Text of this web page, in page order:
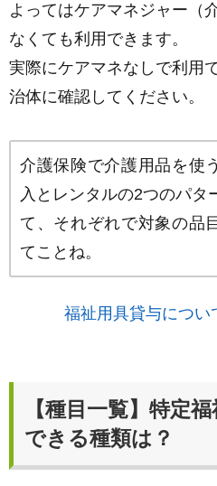
よってはケアマネジャー（
なくても利用できます。
実際にケアマネなしで利用
治体に確認してください。
介護保険で介護用品を使
入とレンタルの2つのパタ
て、それぞれで対象の品
てことね。
福祉用具貸与につい
【種目一覧】特定
できる種類は？